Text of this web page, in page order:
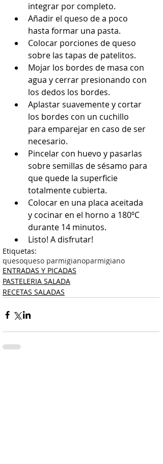
integrar por completo.
Añadir el queso de a poco
hasta formar una pasta.
Colocar porciones de queso
sobre las tapas de patelitos.
Mojar los bordes de masa con
agua y cerrar presionando con
los dedos los bordes.
Aplastar suavemente y cortar
los bordes con un cuchillo
para emparejar en caso de ser
necesario.
Pincelar con huevo y pasarlas
sobre semillas de sésamo para
que quede la superficie
totalmente cubierta.
Colocar en una placa aceitada
y cocinar en el horno a 180ºC
durante 14 minutos.
Listo! A disfrutar!
Etiquetas:
quesoqueso parmigianoparmigiano
ENTRADAS Y PICADAS
PASTELERIA SALADA
RECETAS SALADAS